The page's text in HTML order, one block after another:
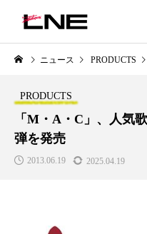
グローバルビューティ＆ヘルスケアビ
LIFESTYLE
ニュース PRODUCTS
PRODUCTS
「M・A・C」、人気
弾を発売
2013.06.19 2025.04.19